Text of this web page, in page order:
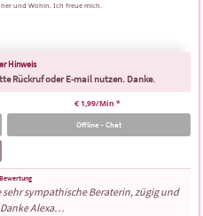
und Wohin. Ich freue mich.
sympathische Beraterin, zügig und
Alexa…
Offline - Chat
€ 1,99/Min *
Rückruf oder E-mail nutzen. Danke.